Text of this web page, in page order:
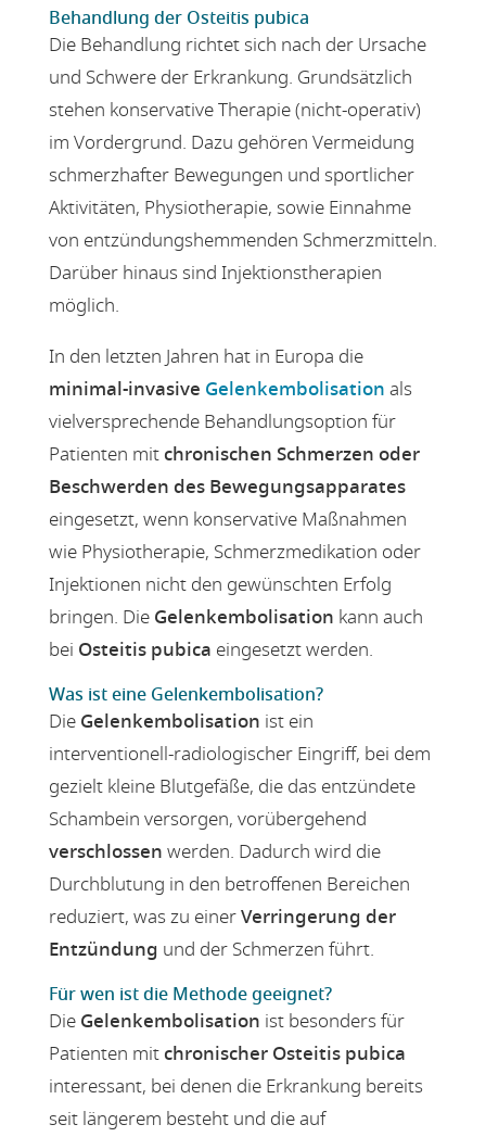
Behandlung der Osteitis pubica
Die Behandlung richtet sich nach der Ursache
und Schwere der Erkrankung. Grundsätzlich
stehen konservative Therapie (nicht-operativ)
im Vordergrund. Dazu gehören Vermeidung
schmerzhafter Bewegungen und sportlicher
Aktivitäten, Physiotherapie, sowie Einnahme
von entzündungshemmenden Schmerzmitteln.
Darüber hinaus sind Injektionstherapien
möglich.
In den letzten Jahren hat in Europa die
minimal-invasive Gelenkembolisation als
vielversprechende Behandlungsoption für
Patienten mit chronischen Schmerzen oder
Beschwerden des Bewegungsapparates
eingesetzt, wenn konservative Maßnahmen
wie Physiotherapie, Schmerzmedikation oder
Injektionen nicht den gewünschten Erfolg
bringen. Die Gelenkembolisation kann auch
bei Osteitis pubica eingesetzt werden.
Was ist eine Gelenkembolisation?
Die Gelenkembolisation ist ein
interventionell-radiologischer Eingriff, bei dem
gezielt kleine Blutgefäße, die das entzündete
Schambein versorgen, vorübergehend
verschlossen werden. Dadurch wird die
Durchblutung in den betroffenen Bereichen
reduziert, was zu einer Verringerung der
Entzündung und der Schmerzen führt.
Für wen ist die Methode geeignet?
Die Gelenkembolisation ist besonders für
Patienten mit chronischer Osteitis pubica
interessant, bei denen die Erkrankung bereits
seit längerem besteht und die auf